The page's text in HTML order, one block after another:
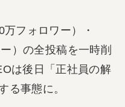
フォロワー）・
）の全投稿を一時削
は後日「正社員の解
る事態に。